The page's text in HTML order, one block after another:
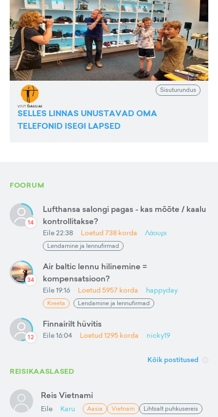
Sisuturundus
SELLES LINNAS UNUSTAVAD OMA
TELEFONID ISEGI LAPSED
FOORUM
14
Lufthansa salongi pagas - kas mõõte / kaalu
kontrollitakse?
Eile 22:38 Loetud 738 korda Λάουρι
Lendamine ja lennufirmad
34
Air baltic lennu hilinemine =
kompensatsioon?
Eile 19:16 Loetud 5957 korda happyday
Kreeta Lendamine ja lennufirmad
12
Finnairilt hüvitis
Eile 16:04 Loetud 1295 korda nicky19
Kõik postitused
REISIKAASLASED
Reis Vietnami
Eile Karu Aasia Vietnam Lihtsalt puhkusereis